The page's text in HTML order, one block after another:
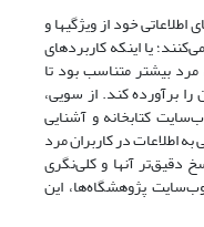
خود از ویژگیها و
یا اینکه کاربردهای
بیشتر متناسب بود تا
را برآورده کند. از سویی،
کتابخانه و آشنایی
اطلاعات در کاربران مرد
دقیق‌تر آنها و کلی‌نگری
پژوهشگاه‌ها، این